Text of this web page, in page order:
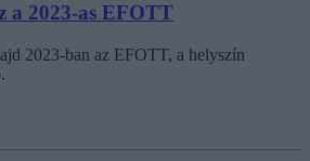
a 2023-as EFOTT
2023-ban az EFOTT, a helyszín